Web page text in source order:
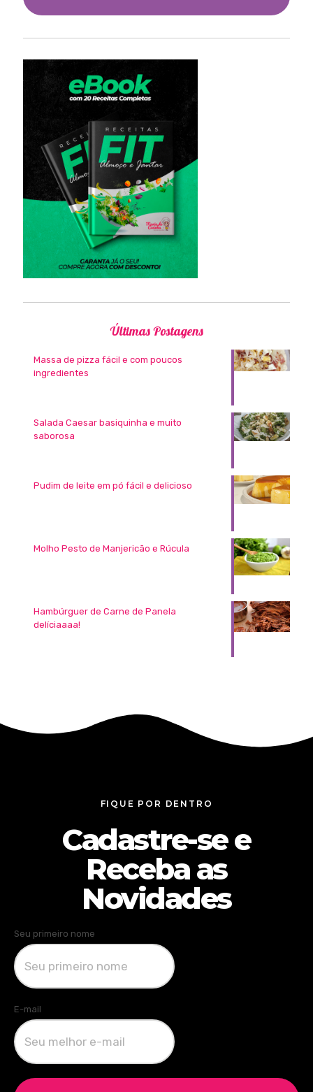
Últimas Postagens
Massa de pizza fácil e com poucos
ingredientes
Salada Caesar basiquinha e muito
saborosa
Pudim de leite em pó fácil e delicioso
Molho Pesto de Manjericão e Rúcula
Hambúrguer de Carne de Panela
delíciaaaa!
FIQUE POR DENTRO
Cadastre-se e
Receba as
Novidades
Seu primeiro nome
E-mail